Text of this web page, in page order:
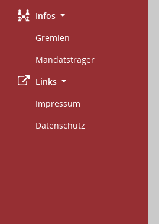
Infos
Gremien
Mandatsträger
Links
Impressum
Datenschutz